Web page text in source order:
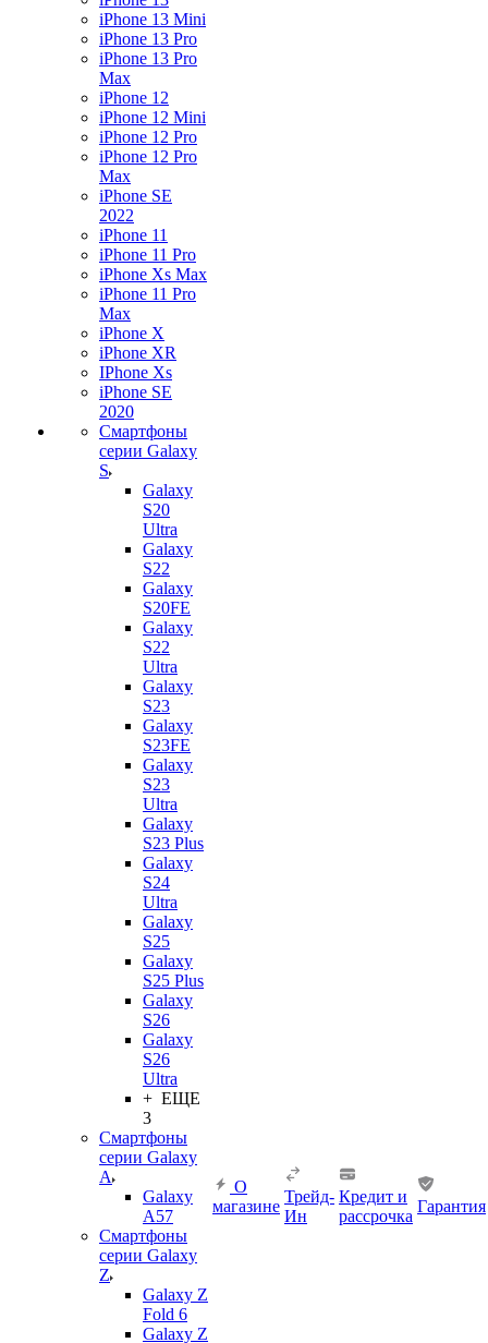
iPhone 13 Mini
iPhone 13 Pro
iPhone 13 Pro
Max
iPhone 12
iPhone 12 Mini
iPhone 12 Pro
iPhone 12 Pro
Max
iPhone SE
2022
iPhone 11
iPhone 11 Pro
iPhone Xs Max
iPhone 11 Pro
Max
iPhone X
iPhone XR
IPhone Xs
iPhone SE
2020
Смартфоны
серии Galaxy
S
Galaxy
S20
Ultra
Galaxy
S22
Galaxy
S20FE
Galaxy
S22
Ultra
Galaxy
S23
Galaxy
S23FE
Galaxy
S23
Ultra
Galaxy
S23 Plus
Galaxy
S24
Ultra
Galaxy
S25
Galaxy
S25 Plus
Galaxy
S26
Galaxy
S26
Ultra
+ ЕЩЕ
3
Смартфоны
серии Galaxy
A
Galaxy
A57
Смартфоны
серии Galaxy
Z
Galaxy Z
Fold 6
Galaxy Z
О
магазине
Трейд-
Ин
Кредит и
рассрочка
Гарантия